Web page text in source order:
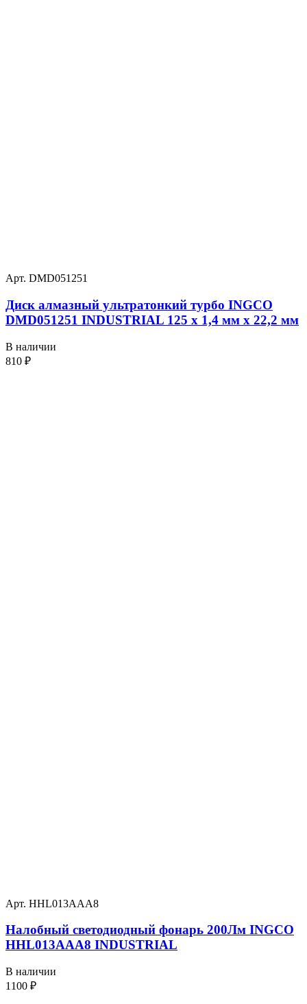
Арт. DMD051251
Диск алмазный ультратонкий турбо INGCO
DMD051251 INDUSTRIAL 125 х 1,4 мм x 22,2 мм
В наличии
810 ₽
Арт. HHL013AAA8
Налобный светодиодный фонарь 200Лм INGCO
HHL013AAA8 INDUSTRIAL
В наличии
1100 ₽